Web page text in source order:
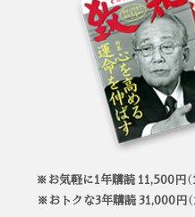
※お気軽に1年購読 11,500円
※おトクな3年購読 31,000円